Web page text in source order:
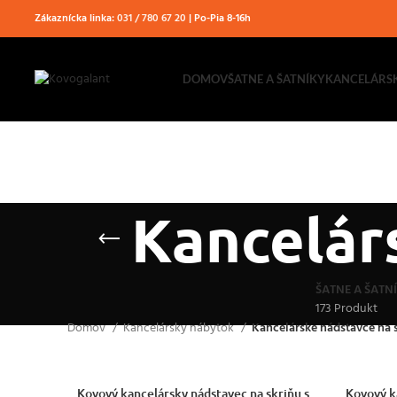
Zákaznícka linka:031 / 780 67 20 | Po-Pia 8-16h
DOMOVŠATNE A ŠATNÍKY
ŠATNE A
173 Produkt
Domov
Kancelársky nábytok Kancelárske nádstavce na
VÝBER MOŽNOSTÍ
Kovový kancelársky nádstavec na skriňu s
VÝBER
Kovový